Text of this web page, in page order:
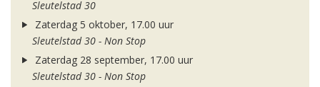
Sleutelstad 30
Zaterdag 5 oktober, 17.00 uur
Sleutelstad 30 - Non Stop
Zaterdag 28 september, 17.00 uur
Sleutelstad 30 - Non Stop